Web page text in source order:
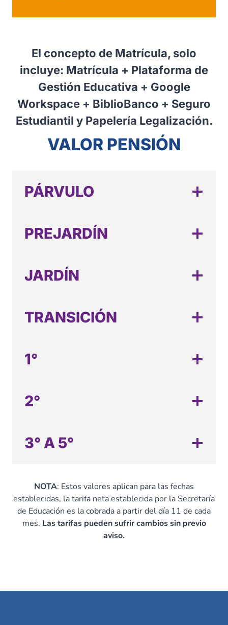
El concepto de Matrícula, solo
incluye: Matrícula + Plataforma de
Gestión Educativa + Google
Workspace + BiblioBanco + Seguro
Estudiantil y Papelería Legalización.
VALOR PENSIÓN
PÁRVULO
PREJARDÍN
JARDÍN
TRANSICIÓN
1°
2°
3° A 5°
NOTA: Estos valores aplican para las fechas
establecidas, la tarifa neta establecida por la Secretaría
de Educación es la cobrada a partir del día 11 de cada
mes. Las tarifas pueden sufrir cambios sin previo
aviso.